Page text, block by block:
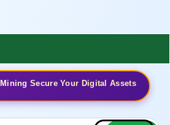
Secure Your Digital Assets